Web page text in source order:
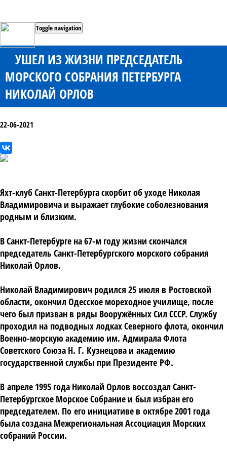
Toggle navigation
УШЕЛ ИЗ ЖИЗНИ ПРЕДСЕДАТЕЛЬ
МОРСКОГО СОБРАНИЯ ПЕТЕРБУРГА
НИКОЛАЙ ОРЛОВ
22-06-2021
Яхт-клуб Санкт-Петербурга скорбит об уходе Николая
Владимировича и выражает глубокие соболезнования
родным и близким.
В Санкт-Петербурге на 67-м году жизни скончался
председатель Санкт-Петербургского морского собрания
Николай Орлов.
Николай Владимирович родился 25 июля в Ростовской
области, окончил Одесское мореходное училище, после
чего был призван в ряды Вооружённых Сил СССР. Службу
проходил на подводных лодках Северного флота, окончил
Военно-морскую академию им. Адмирала Флота
Советского Союза Н. Г. Кузнецова и академию
государственной службы при Президенте РФ.
В апреле 1995 года Николай Орлов воссоздал Санкт-
Петербургское Морское Собрание и был избран его
председателем. По его инициативе в октябре 2001 года
была создана Межрегиональная Ассоциация Морских
собраний России.